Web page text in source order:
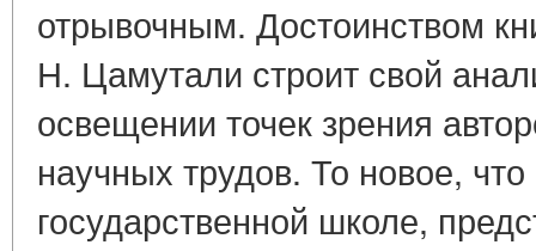
отрывочным. Достоинством
Н. Цамутали строит свой
освещении точек зрения
научных трудов. То новое,
государственной школе,